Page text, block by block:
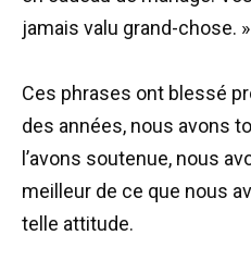
jamais valu grand-chose. »
Ces phrases ont blessé
des années, nous avons
l’avons soutenue, nous
meilleur de ce que nous
telle attitude.